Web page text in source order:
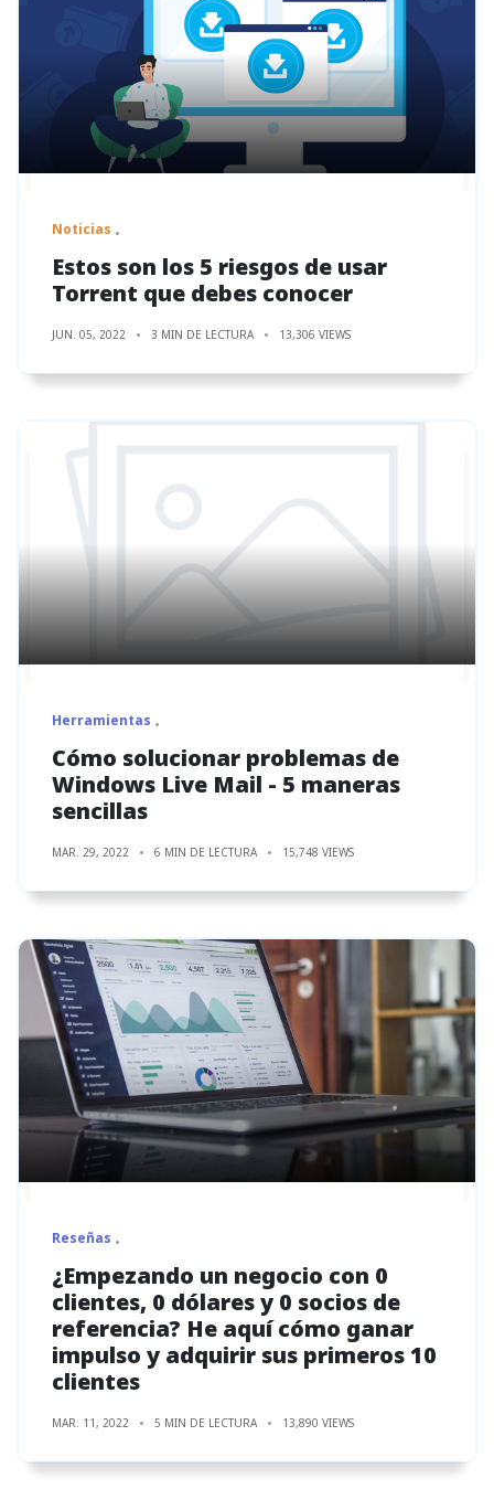
Noticias
Estos son los 5 riesgos de usar
Torrent que debes conocer
JUN. 05, 2022 3 MIN DE LECTURA 13,306 VIEWS
Herramientas
Cómo solucionar problemas de
Windows Live Mail - 5 maneras
sencillas
MAR. 29, 2022 6 MIN DE LECTURA 15,748 VIEWS
Reseñas
¿Empezando un negocio con 0
clientes, 0 dólares y 0 socios de
referencia? He aquí cómo ganar
impulso y adquirir sus primeros 10
clientes
MAR. 11, 2022 5 MIN DE LECTURA 13,890 VIEWS